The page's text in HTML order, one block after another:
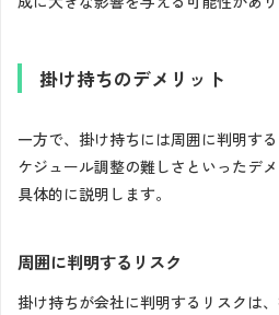
掛け持ちのデメリット
一方で、掛け持ちには周囲に判明す
ケジュール調整の難しさといったデ
具体的に説明します。
周囲に判明するリスク
掛け持ちが会社に判明するリスクは